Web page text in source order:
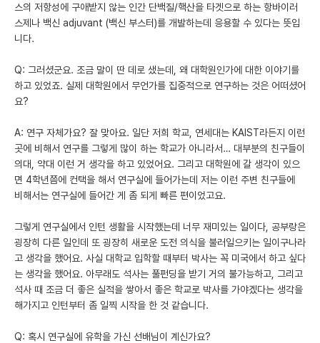
스의 저항성에 구애받지 않는 인간 단백질/핵산을 타겟으로 하는 항바이러
스제나 백신 adjuvant (백신 부스터)를 개발하는데 응용할 수 있다는 뜻입
니다.
Q: 그러셨군요. 조금 말이 딴 데로 샜는데, 왜 대학원인가에 대한 이야기를
하고 있었죠. 실제 대학원에서 무언가를 집중적으로 연구하는 것은 어떠셨어
요?
A: 연구 자체가요? 잘 맞아요. 일단 저희 학교, 연세대는 KAIST라든지 이런
곳에 비해서 연구를 그렇게 많이 하는 학교가 아니라서… 대부분의 친구들이
의대, 약대 이런 거 생각을 하고 있었어요. 그리고 대학원에 갈 생각이 있으
면 4학년쯤에 컨택을 해서 연구실에 들어가는데 저는 이런 주변 친구들에
비해서는 연구실에 들어간 게 좀 되게 빠른 편이었고요.
그렇게 연구실에서 인턴 생활을 시작했는데 너무 재미있는 일이다, 공부랑은
굉장히 다른 일인데 또 굉장히 새로운 도전 의식을 불러일으키는 일이구나라
고 생각을 했어요. 사실 대학교 입학할 때부터 박사는 꼭 미국에서 하고 싶다
는 생각을 했어요. 아무래도 석사는 풀펀딩을 받기 거의 불가능하고, 그리고
석사 때 조금 더 좋은 실적을 쌓아서 좋은 학교로 박사를 가야겠다는 생각을
해가지고 인턴부터 좀 일찍 시작을 한 것 같습니다.
Q: 혹시 연구실에 유학을 가신 선배님이 계신가요?